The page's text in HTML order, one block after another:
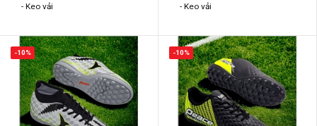
- Keo vải
- Keo vải
-10% -10%